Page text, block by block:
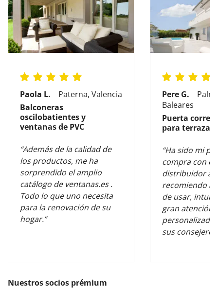
Paola L.
Paterna, Valencia
Balconeras
oscilobatientes y
ventanas de PVC
“Además de la calidad de
los productos, me ha
sorprendido el amplio
catálogo de ventanas.es .
Todo lo que uno necesita
para la renovación de su
hogar.”
Pere G.
Baleares
Puerta
para terraza
“Ha sido mi
compra con
distribuidor
recomiendo al
de usar,
gran atención
personalizada
sus
Nuestros socios prémium